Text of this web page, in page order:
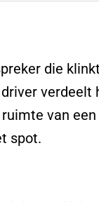
die
verdeelt
van
spot.